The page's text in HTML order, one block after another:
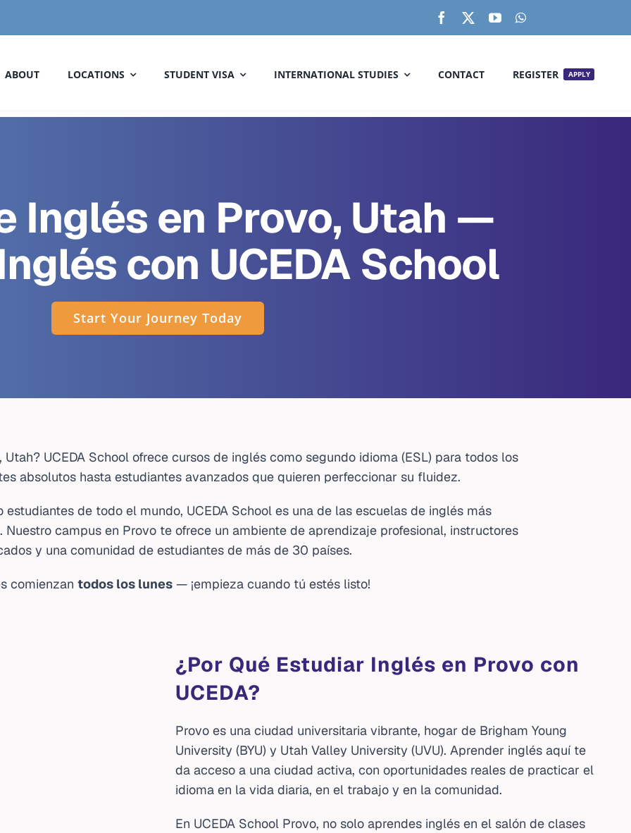
ABOUT LOCATIONS STUDENT VISA INTERNATIONAL STUDIES CONTACT REGISTER APPLY
Inglés en Provo, Utah —
con UCEDA School
Start Your Journey Today
UCEDA School ofrece cursos de inglés como segundo idioma (ESL) para todos los
absolutos hasta estudiantes avanzados que quieren perfeccionar su fluidez.
de todo el mundo, UCEDA School es una de las escuelas de inglés más
Nuestro campus en Provo te ofrece un ambiente de aprendizaje profesional, instructores
y una comunidad de estudiantes de más de 30 países.
comienzan todos los lunes— ¡empieza cuando tú estés listo!
¿Por Qué Estudiar Inglés en Provo con
UCEDA?
Provo es una ciudad universitaria vibrante, hogar de Brigham Young
University (BYU) y Utah Valley University (UVU). Aprender inglés aquí te
da acceso a una ciudad activa, con oportunidades reales de practicar el
idioma en la vida diaria, en el trabajo y en la comunidad.
En UCEDA School Provo, no solo aprendes inglés en el salón de clases